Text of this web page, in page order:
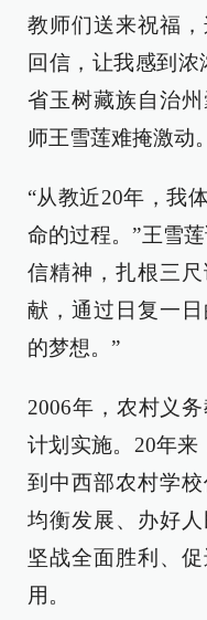
教师们送来祝福
回信，让我感到
省玉树藏族自治
师王雪莲难掩激动。
“从教近20年，我
命的过程。”王雪
信精神，扎根三
献，通过日复一
的梦想。”
2006年，农村义
计划实施。20年来
到中西部农村学
均衡发展、办好
坚战全面胜利、
用。